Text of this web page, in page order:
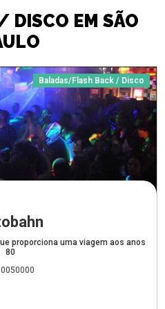
DISCO EM SÃO
Baladas/Flash Back / Disco
proporciona uma viagem aos anos
80